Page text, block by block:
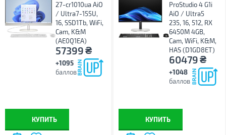
27-cr1010ua AiO
/ Ultra7-155U,
16, SSD1Tb, WiFi,
Cam, K&M
(AE0Q1EA)
57399₴
+1095
баллов
КУПИТЬ
ProStudio 4 G1i
AiO / Ultra5
235, 16, 512, RX
6450M 4GB,
Cam, WiFi, K&M,
HAS (D1GD8ET)
60479₴
+1048
баллов
КУПИТЬ